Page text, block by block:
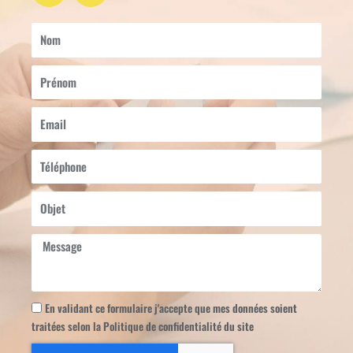
e
d
i
n
b
Message
En validant ce formulaire j'accepte que mes données soient
traitées selon la Politique de confidentialité du site